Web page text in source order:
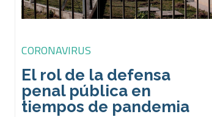
CORONAVIRUS
El rol de la defensa
penal pública en
tiempos de pandemia